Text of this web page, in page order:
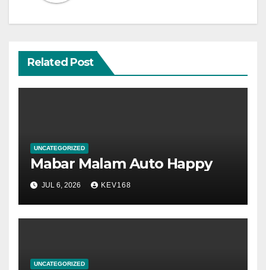
Related Post
UNCATEGORIZED
Mabar Malam Auto Happy
JUL 6, 2026 KEV168
UNCATEGORIZED